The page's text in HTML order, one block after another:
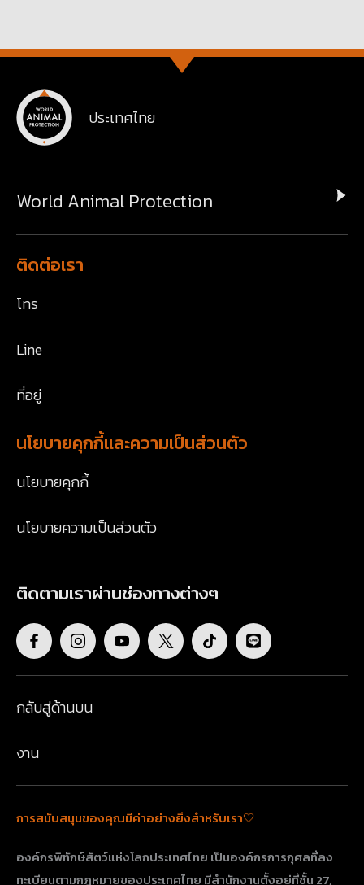
ประเทศไทย
World Animal Protection
ติดต่อเรา
โทร
Line
ที่อยู่
นโยบายคุกกี้และความเป็นส่วนตัว
นโยบายคุกกี้
นโยบายความเป็นส่วนตัว
ติดตามเราผ่านช่องทางต่างๆ
กลับสู่ด้านบน
งาน
การสนับสนุนของคุณมีค่าอย่างยิ่งสำหรับเรา🤍
องค์กรพิทักษ์สัตว์แห่งโลกประเทศไทย เป็นองค์กรการกุศลที่ลง
ทะเบียนตามกฎหมายของประเทศไทย มีสำนักงานตั้งอยู่ที่ชั้น 27,